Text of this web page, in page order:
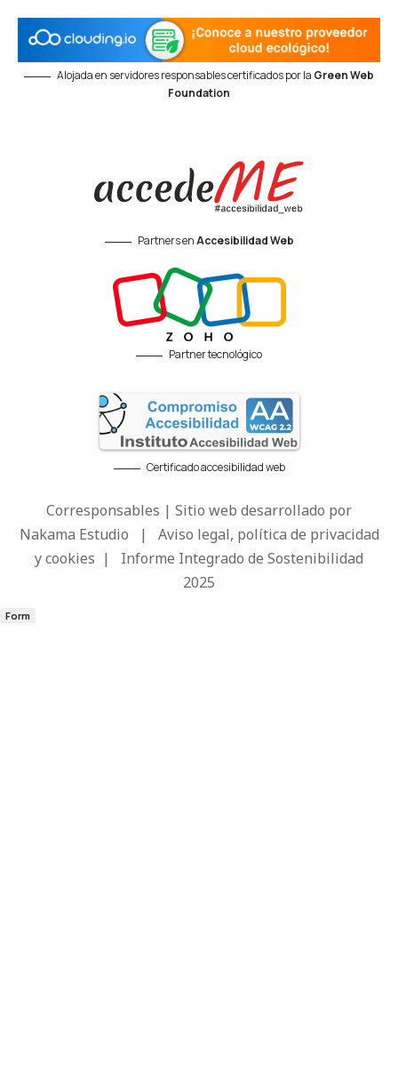
Alojada en servidores responsables certificados por la Green Web
Foundation
Partners enAccesibilidad Web
Partner tecnológico
Certificado accesibilidad web
Corresponsables | Sitio web desarrollado por
Nakama Estudio | Aviso legal, política de privacidad
y cookies | Informe Integrado de Sostenibilidad
2025
Form